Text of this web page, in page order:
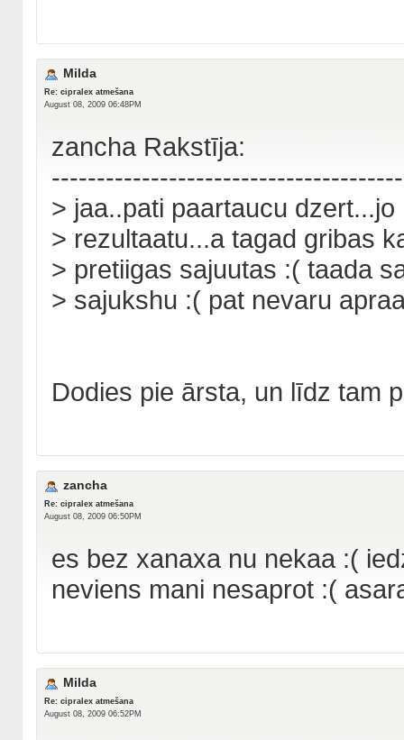
Milda
Re: cipralex atmešana
August 08, 2009 06:48PM
zancha Rakstīja:
> jaa..pati paartaucu dzert...jo
> rezultaatu...a tagad gribas
> pretiigas sajuutas :( taada
> sajukshu :( pat nevaru
Dodies pie ārsta, un līdz tam
zancha
Re: cipralex atmešana
August 08, 2009 06:50PM
es bez xanaxa nu nekaa :(
neviens mani nesaprot :(
Milda
Re: cipralex atmešana
August 08, 2009 06:52PM